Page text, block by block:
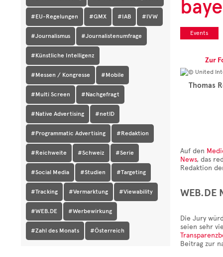
#EU-Regelungen #GMX #IAB #IVW
#Journalismus #Journalistenumfrage
#Künstliche Intelligenz
#Messen / Kongresse #Mobile
#Multi Screen #Nachgefragt
#Native Advertising #netID
#Programmatic Advertising #Redaktion
#Reichweite #Schweiz #Serie
#Social Media #Studien #Targeting
#Tracking #Vermarktung #Viewability
#WEB.DE #Werbewirkung
#Zahl des Monats #Österreich
Events
Zur
Thomas
Auf den
News, das
Redaktion
WEB.DE
Die Jury
seien sehr
Beitrag zur